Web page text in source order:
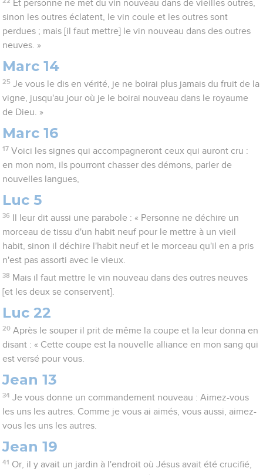
Et personne ne met du vin nouveau dans de vieilles outres,
sinon les outres éclatent, le vin coule et les outres sont
perdues ; mais [il faut mettre] le vin nouveau dans des outres
neuves. »
Marc 14
25 Je vous le dis en vérité, je ne boirai plus jamais du fruit de la
vigne, jusqu'au jour où je le boirai nouveau dans le royaume
de Dieu. »
Marc 16
17 Voici les signes qui accompagneront ceux qui auront cru :
en mon nom, ils pourront chasser des démons, parler de
nouvelles langues,
Luc 5
36
Il leur dit aussi une parabole : « Personne ne déchire un
morceau de tissu d'un habit neuf pour le mettre à un vieil
habit, sinon il déchire l'habit neuf et le morceau qu'il en a pris
n'est pas assorti avec le vieux.
38 Mais il faut mettre le vin nouveau dans des outres neuves
[et les deux se conservent].
Luc 22
20 Après le souper il prit de même la coupe et la leur donna en
disant : « Cette coupe est la nouvelle alliance en mon sang qui
est versé pour vous.
Jean 13
34 Je vous donne un commandement nouveau : Aimez-vous
les uns les autres. Comme je vous ai aimés, vous aussi, aimez-
vous les uns les autres.
Jean 19
41 Or, il y avait un jardin à l'endroit où Jésus avait été crucifié,